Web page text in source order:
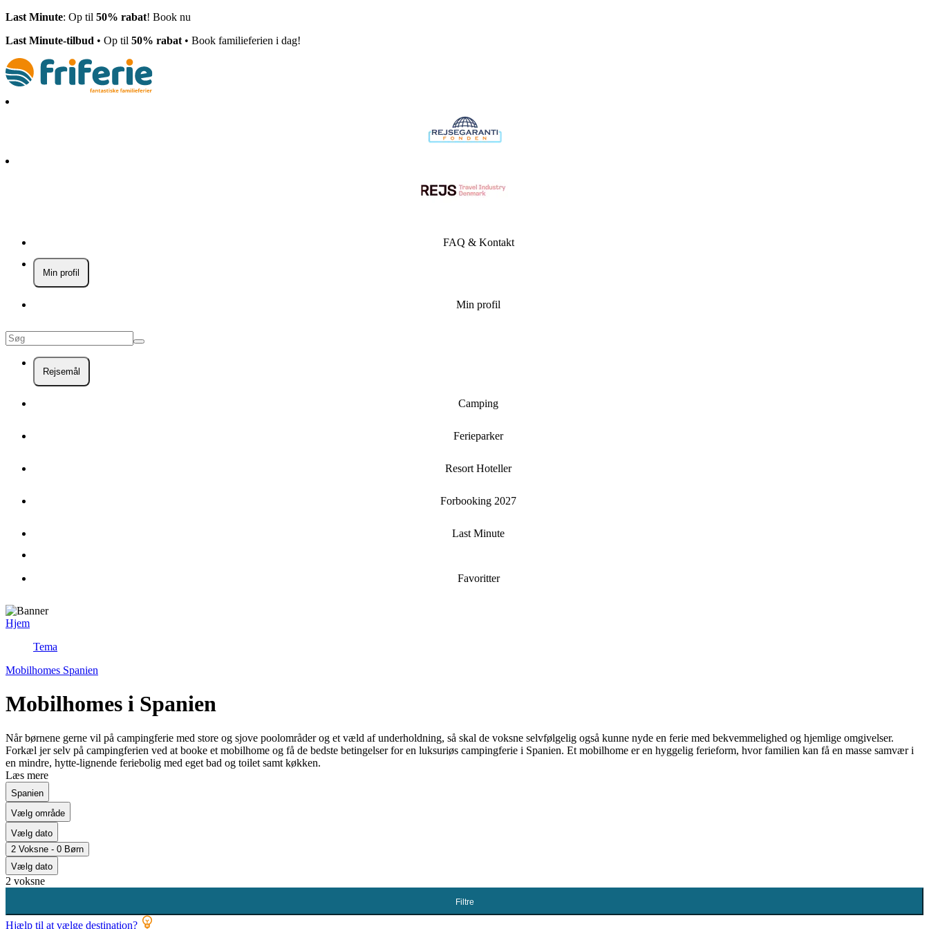
Last Minute: Op til 50% rabat! Book nu
Last Minute-tilbud • Op til 50% rabat • Book familieferien i dag!
FAQ & Kontakt
Min profil
Min profil
Rejsemål
Camping
Ferieparker
Resort Hoteller
Forbooking 2027
Last Minute
Favoritter
Hjem
Tema
Mobilhomes Spanien
Mobilhomes i Spanien
Når børnene gerne vil på campingferie med store og sjove poolområder og et væld af underholdning, så skal de voksne selvfølgelig også kunne nyde en ferie med bekvemmelighed og hjemlige omgivelser.
Forkæl jer selv på campingferien ved at booke et mobilhome og få de bedste betingelser for en luksuriøs campingferie i Spanien. Et mobilhome er en hyggelig ferieform, hvor familien kan få en masse samvær i
en mindre, hytte-lignende feriebolig med eget bad og toilet samt køkken.
Læs mere
Spanien
Vælg område
Vælg dato
2 Voksne - 0 Børn
Vælg dato
2 voksne
Filtre
Hjælp til at vælge destination?